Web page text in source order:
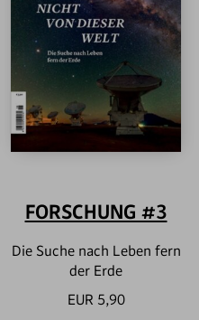
FORSCHUNG #3
Die Suche nach Leben fern
der Erde
EUR 5,90